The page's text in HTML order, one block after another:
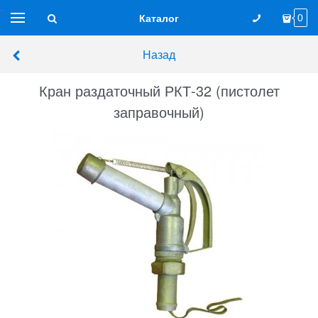
Каталог 0
Назад
Кран раздаточный РКТ-32 (пистолет
заправочный)